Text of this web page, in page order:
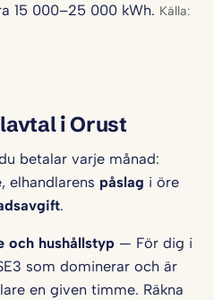
15 000–25 000 kWh. Källa:
i Orust
betalar varje månad:
elhandlarens påslag i öre
.
och hushålls­typ — För dig i
som dominerar och är
en given timme. Räkna